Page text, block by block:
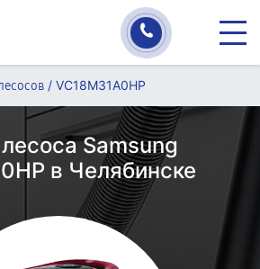
/ VC18M31A0HP
Samsung
в Челябинске